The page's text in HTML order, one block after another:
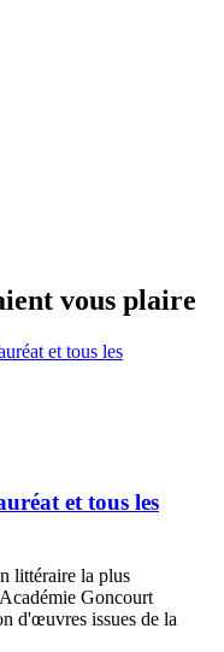
vous plaire
et tous les
littéraire la plus
Goncourt
d'œuvres issues de la